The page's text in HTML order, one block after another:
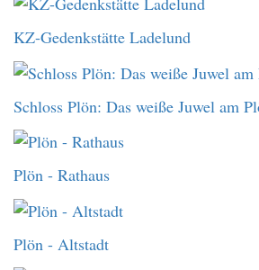
KZ-Gedenkstätte Ladelund
Schloss Plön: Das weiße Juwel am
Plön - Rathaus
Plön - Altstadt